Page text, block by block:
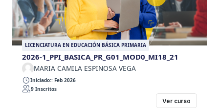
LICENCIATURA EN EDUCACIÓN BÁSICA PRIMARIA
2026-1_PPI_BASICA_PR_G01_MOD0_MI18_21
MARIA CAMILA ESPINOSA VEGA
Iniciado:: Feb 2026
9 Inscritos
Ver curso